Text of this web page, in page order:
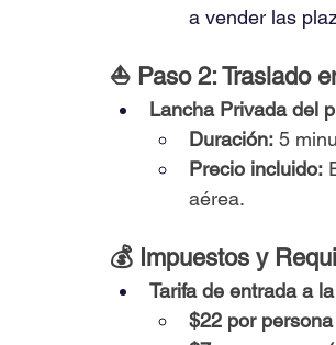
a vender las
⛵ Paso 2: Traslado
Lancha Privada del
Duración: 5
Precio incluido:
aérea.
💰 Impuestos y
Tarifa de entrada a
$22 por